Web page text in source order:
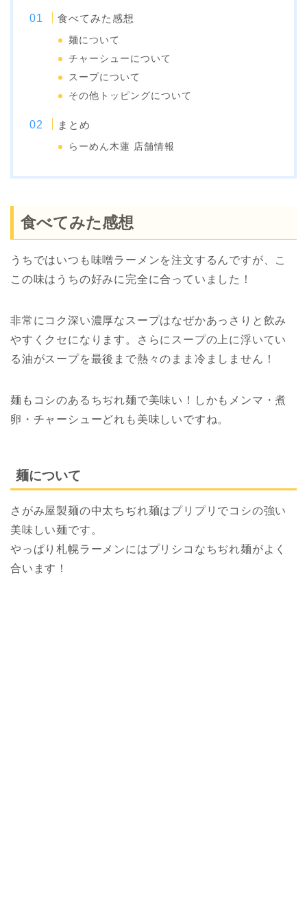
食べてみた感想
麺について
チャーシューについて
スープについて
その他トッピングについて
まとめ
らーめん木蓮 店舗情報
食べてみた感想
うちではいつも味噌ラーメンを注文するんですが、こ
この味はうちの好みに完全に合っていました！
非常にコク深い濃厚なスープはなぜかあっさりと飲み
やすくクセになります。さらにスープの上に浮いてい
る油がスープを最後まで熱々のまま冷ましません！
麺もコシのあるちぢれ麺で美味い！しかもメンマ・煮
卵・チャーシューどれも美味しいですね。
麺について
さがみ屋製麺の中太ちぢれ麺はプリプリでコシの強い
美味しい麺です。
やっぱり札幌ラーメンにはプリシコなちぢれ麺がよく
合います！